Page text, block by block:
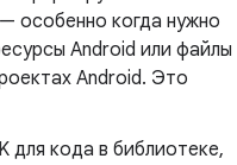
особенно когда нужно
Android или файлы
Android. Это
для кода в библиотеке,